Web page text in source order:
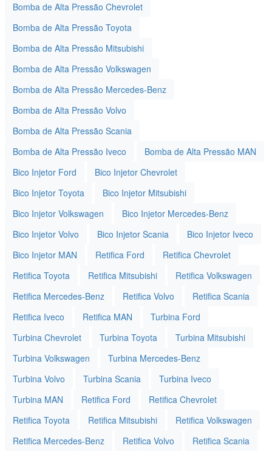
Bomba de Alta Pressão Chevrolet
Bomba de Alta Pressão Toyota
Bomba de Alta Pressão Mitsubishi
Bomba de Alta Pressão Volkswagen
Bomba de Alta Pressão Mercedes-Benz
Bomba de Alta Pressão Volvo
Bomba de Alta Pressão Scania
Bomba de Alta Pressão Iveco
Bomba de Alta Pressão MAN
Bico Injetor Ford
Bico Injetor Chevrolet
Bico Injetor Toyota
Bico Injetor Mitsubishi
Bico Injetor Volkswagen
Bico Injetor Mercedes-Benz
Bico Injetor Volvo
Bico Injetor Scania
Bico Injetor Iveco
Bico Injetor MAN
Retifica Ford
Retifica Chevrolet
Retifica Toyota
Retifica Mitsubishi
Retifica Volkswagen
Retifica Mercedes-Benz
Retifica Volvo
Retifica Scania
Retifica Iveco
Retifica MAN
Turbina Ford
Turbina Chevrolet
Turbina Toyota
Turbina Mitsubishi
Turbina Volkswagen
Turbina Mercedes-Benz
Turbina Volvo
Turbina Scania
Turbina Iveco
Turbina MAN
Retifica Ford
Retifica Chevrolet
Retifica Toyota
Retifica Mitsubishi
Retifica Volkswagen
Retifica Mercedes-Benz
Retifica Volvo
Retifica Scania